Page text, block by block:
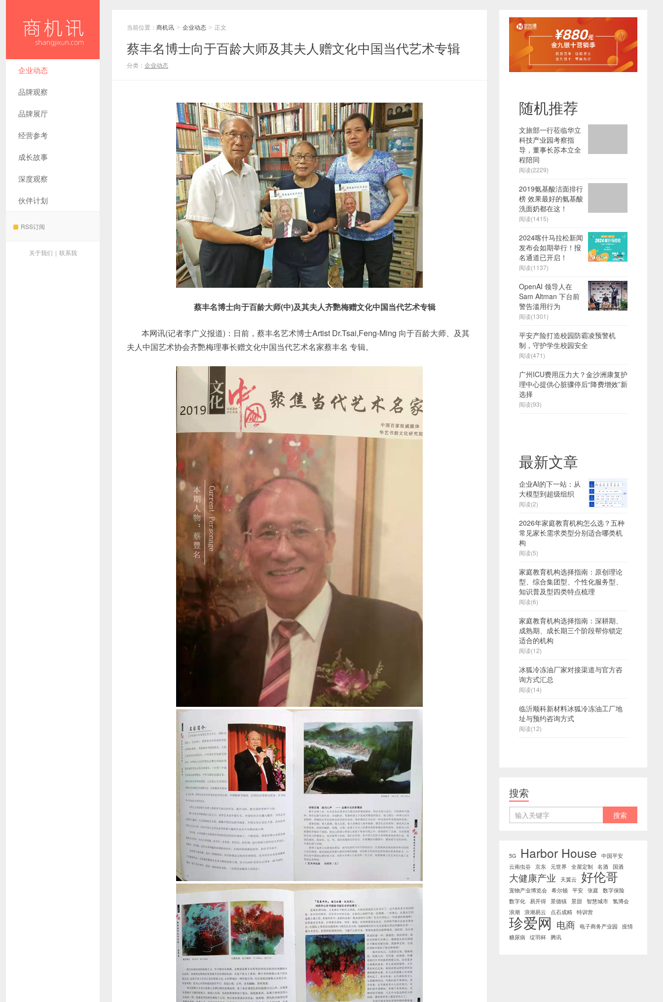
企业动态
品牌观察
品牌展厅
经营参考
成长故事
深度观察
伙伴计划
RSS订阅
关于我们 | 联系我
当前位置： 商机讯 > 企业动态 > 正文
蔡丰名博士向于百龄大师及其夫人赠文化中国当代艺术专辑
分类： 企业动态
蔡丰名博士向于百龄大师(中)及其夫人齐艷梅赠文化中国当代艺术专辑
本网讯(记者李广义报道)：日前，蔡丰名艺术博士Artist Dr.Tsai,Feng-Ming 向于百龄大师、及其
夫人中国艺术协会齐艷梅理事长赠文化中国当代艺术名家蔡丰名 专辑。
随机推荐
文旅部一行莅临华立
科技产业园考察指
导，董事长苏本立全
程陪同
阅读(2229)
2019氨基酸洁面排行
榜 效果最好的氨基酸
洗面奶都在这！
阅读(1415)
2024喀什马拉松新闻
发布会如期举行！报
名通道已开启！
阅读(1137)
OpenAI 领导人在
Sam Altman 下台前
警告滥用行为
阅读(1301)
平安产险打造校园防霸凌预警机
制，守护学生校园安全
阅读(471)
广州ICU费用压力大？金沙洲康复护
理中心提供心脏骤停后“降费增效”新
选择
阅读(93)
最新文章
企业AI的下一站：从
大模型到超级组织
阅读(2)
2026年家庭教育机构怎么选？五种
常见家长需求类型分别适合哪类机
构
阅读(5)
家庭教育机构选择指南：原创理论
型、综合集团型、个性化服务型、
知识普及型四类特点梳理
阅读(6)
家庭教育机构选择指南：深耕期、
成熟期、成长期三个阶段帮你锁定
适合的机构
阅读(12)
冰狐冷冻油厂家对接渠道与官方咨
询方式汇总
阅读(14)
临沂顺科新材料冰狐冷冻油工厂地
址与预约咨询方式
阅读(12)
搜索
5G Harbor House
中国平安
云南虫谷 京东 元世界 全屋定制 名酒 国酒
大健康产业 天翼云 好伦哥
宠物产业博览会 希尔顿 平安 张庭
数字保险
数字化 易开得 景德镇 景甜 智慧城市 氢博会
浪潮 浪潮易云 点石成精 特训营
珍爱网 电商 电子商务产业园
疫情
糖尿病
绽羽杯 腾讯